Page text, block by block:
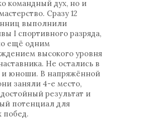
командный дух, но и
Сразу 12
выполнили
I спортивного разряда,
ещё одним
высокого уровня
Не остались в
и юноши. В напряжённой
заняли 4-е место,
результат и
потенциал для
побед.